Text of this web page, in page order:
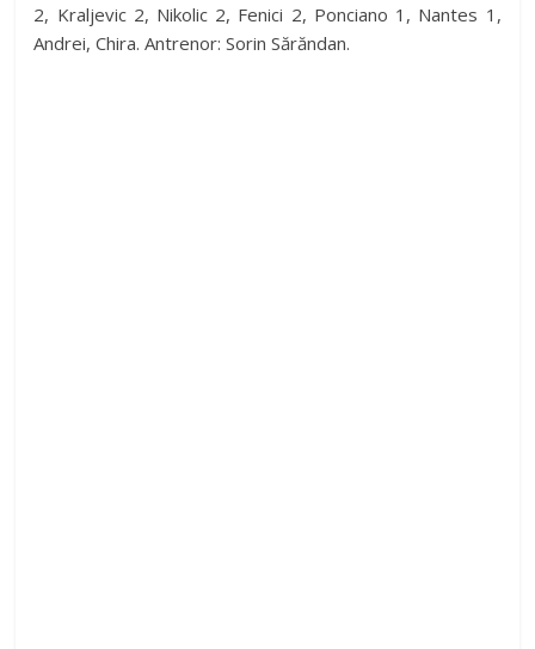
e
2, Kraljevic 2, Nikolic 2, Fenici 2, Ponciano 1, Nantes 1,
Andrei, Chira. Antrenor: Sorin Sărăndan.